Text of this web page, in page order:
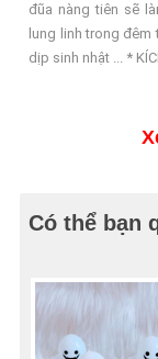
đũa nàng tiên sẽ
lung linh trong
dịp sinh nhật ... *
Có thể bạn